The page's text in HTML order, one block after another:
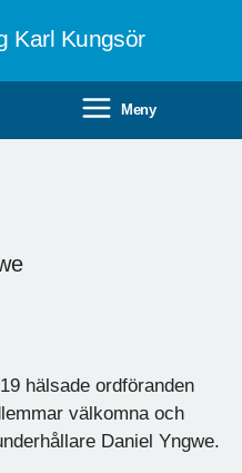
Karl Kungsör
Meny
hälsade ordföranden
välkomna och
Daniel Yngwe.